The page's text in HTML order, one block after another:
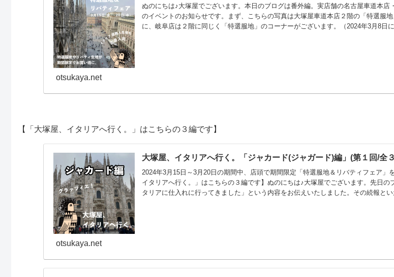
ぬのにちは♪大塚屋でございます。本日のブログは番外編。実店舗の名古屋車道本店
のイベントのお知らせです。まず、こちらの写真は大塚屋車道本店２階の「特選服
に、岐阜店は２階に同じく「特選服地」のコーナーがございます。（2024年3月8日
otsukaya.net
【「大塚屋、イタリアへ行く。」はこちらの３編です】
大塚屋、イタリアへ行く。「ジャカード(ジャガード)編」(第１回/全
2024年3月15日～3月20日の期間中、店頭で期間限定「特選服地＆リバティフェア」
イタリアへ行く。」はこちらの３編です】ぬのにちは♪大塚屋でございます。先日の
タリアに仕入れに行ってきました」という内容をお伝えいたしました。その続報とい
otsukaya.net